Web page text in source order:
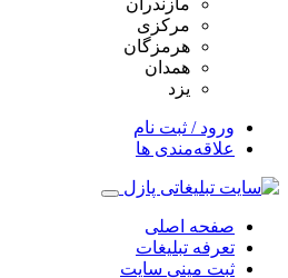
مرکزی
هرمزگان
همدان
یزد
ورود / ثبت نام
علاقه‌مندی ها
صفحه اصلی
تعرفه تبلیغات
ثبت مینی سایت